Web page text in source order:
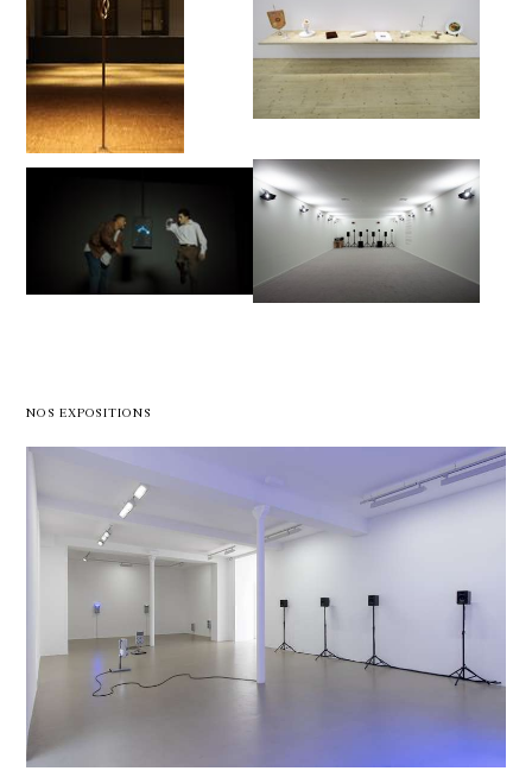
NOS EXPOSITIONS